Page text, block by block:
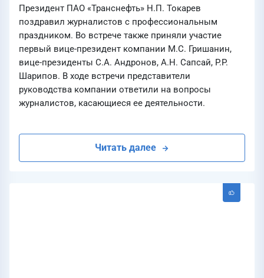
Президент ПАО «Транснефть» Н.П. Токарев
поздравил журналистов с профессиональным
праздником. Во встрече также приняли участие
первый вице-президент компании М.С. Гришанин,
вице-президенты С.А. Андронов, А.Н. Сапсай, Р.Р.
Шарипов. В ходе встречи представители
руководства компании ответили на вопросы
журналистов, касающиеся ее деятельности.
Читать далее